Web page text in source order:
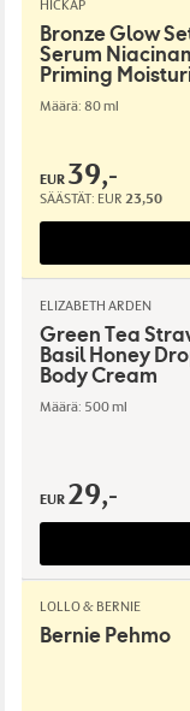
HICKAP
Bronze Glow
Serum
Priming
Määrä: 80 ml
EUR 39,-
SÄÄSTÄT: EUR 23,50
ELIZABETH ARDEN
Green Tea
Basil Honey
Body Cream
Määrä: 500 ml
EUR 29,-
LOLLO & BERNIE
Bernie Pehmo